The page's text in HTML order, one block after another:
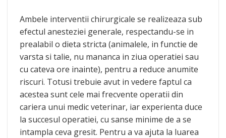
Ambele interventii chirurgicale se realizeaza sub
efectul anesteziei generale, respectandu-se in
prealabil o dieta stricta (animalele, in functie de
varsta si talie, nu mananca in ziua operatiei sau
cu cateva ore inainte), pentru a reduce anumite
riscuri. Totusi trebuie avut in vedere faptul ca
acestea sunt cele mai frecvente operatii din
cariera unui medic veterinar, iar experienta duce
la succesul operatiei, cu sanse minime de a se
intampla ceva gresit. Pentru a va ajuta la luarea